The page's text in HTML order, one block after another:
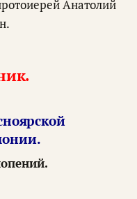
Анатолий